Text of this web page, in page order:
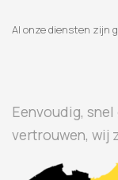
Al onze diensten zijn
Eenvoudig,
vertrouwen, wij